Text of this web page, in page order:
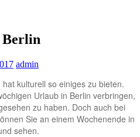
Berlin
admin
kulturell so einiges zu bieten.
Urlaub in Berlin verbringen,
zu haben. Doch auch bei
Sie an einem Wochenende in
sehen.